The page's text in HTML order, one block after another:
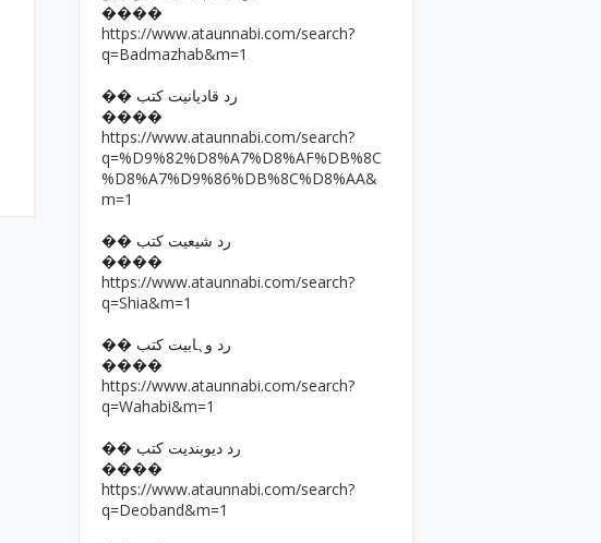
����
https://www.ataunnabi.com/search?
q=Badmazhab&m=1
�� رد قادیانیت کتب
����
https://www.ataunnabi.com/search?
q=%D9%82%D8%A7%D8%AF%DB%8C
%D8%A7%D9%86%DB%8C%D8%AA&
m=1
�� رد شیعیت کتب
����
https://www.ataunnabi.com/search?
q=Shia&m=1
�� رد وہابیت کتب
����
https://www.ataunnabi.com/search?
q=Wahabi&m=1
�� رد دیوبندیت کتب
����
https://www.ataunnabi.com/search?
q=Deoband&m=1